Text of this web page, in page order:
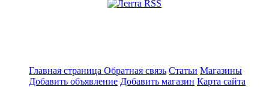
Главная страница Обратная связь Статьи Магазины
Добавить объявление Добавить магазин Карта сайта